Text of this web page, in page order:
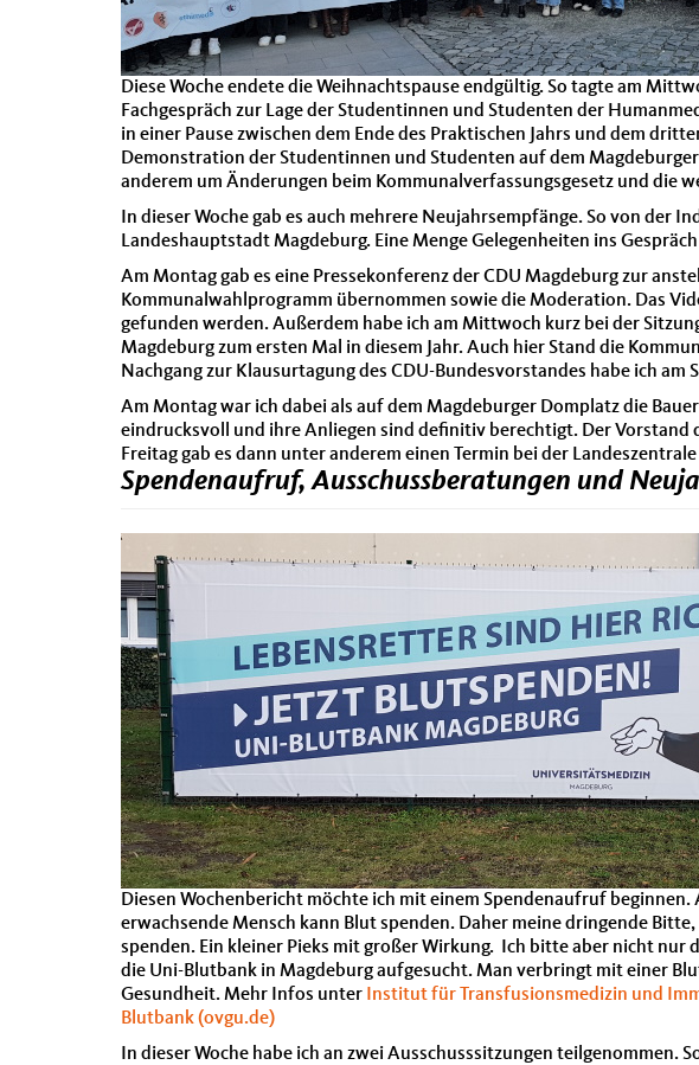
Diese Woche endete die Weihnachtspause endgültig. So tagte am
Fachgespräch zur Lage der Studentinnen und Studenten der
in einer Pause zwischen dem Ende des Praktischen Jahrs und dem
Demonstration der Studentinnen und Studenten auf dem
anderem um Änderungen beim Kommunalverfassungsgesetz und die
In dieser Woche gab es auch mehrere Neujahrsempfänge. So von
Landeshauptstadt Magdeburg. Eine Menge Gelegenheiten ins
Am Montag gab es eine Pressekonferenz der CDU Magdeburg zur
Kommunalwahlprogramm übernommen sowie die Moderation. Das
gefunden werden. Außerdem habe ich am Mittwoch kurz bei der
Magdeburg zum ersten Mal in diesem Jahr. Auch hier Stand die
Nachgang zur Klausurtagung des CDU-Bundesvorstandes habe ich am
Am Montag war ich dabei als auf dem Magdeburger Domplatz die
eindrucksvoll und ihre Anliegen sind definitiv berechtigt. Der Vorstand
Freitag gab es dann unter anderem einen Termin bei der
Spendenaufruf, Ausschussberatungen und
Diesen Wochenbericht möchte ich mit einem Spendenaufruf
erwachsende Mensch kann Blut spenden. Daher meine dringende
spenden. Ein kleiner Pieks mit großer Wirkung. Ich bitte aber nicht nur
die Uni-Blutbank in Magdeburg aufgesucht. Man verbringt mit einer
Gesundheit. Mehr Infos unter Institut für Transfusionsmedizin und
Blutbank (ovgu.de)
In dieser Woche habe ich an zwei Ausschusssitzungen